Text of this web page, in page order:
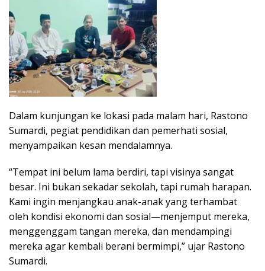
Dalam kunjungan ke lokasi pada malam hari, Rastono
Sumardi, pegiat pendidikan dan pemerhati sosial,
menyampaikan kesan mendalamnya.
“Tempat ini belum lama berdiri, tapi visinya sangat
besar. Ini bukan sekadar sekolah, tapi rumah harapan.
Kami ingin menjangkau anak-anak yang terhambat
oleh kondisi ekonomi dan sosial—menjemput mereka,
menggenggam tangan mereka, dan mendampingi
mereka agar kembali berani bermimpi,” ujar Rastono
Sumardi.